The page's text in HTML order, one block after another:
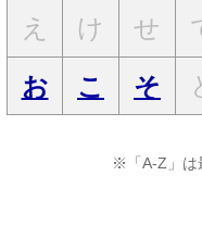
え
け せ
お
こ そ
※「A-Z」は